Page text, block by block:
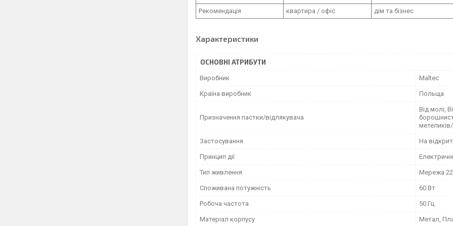
Рекомендація
квартира / офіс дім та бізнес
Характеристики
ОСНОВНІ АТРИБУТИ
Виробник Maltec
Країна виробник Польща
Призначення пастки/відлякувача
Від молі,
Застосування На
Принцип дії
Тип живлення Мережа
Споживана потужність 60 Вт
Робоча частота 50 Гц
Матеріал корпусу Метал,